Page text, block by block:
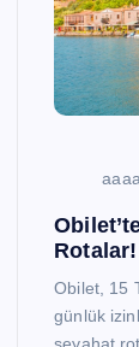
Rotalar!
Obilet, 15
günlük